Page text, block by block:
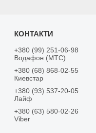
+380 (99) 251-06-98
Водафон (МТС)
+380 (68) 868-02-55
Киевстар
+380 (93) 537-20-05
Лайф
+380 (63) 580-02-26
Viber